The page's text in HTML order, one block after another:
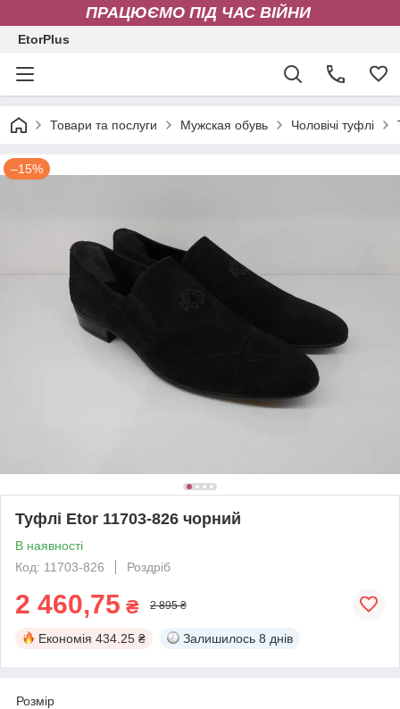
ПРАЦЮЄМО ПІД ЧАС ВІЙНИ
EtorPlus
Товари та послуги Мужская обувь Чоловічі туфлі
–15%
Туфлі Etor 11703-826 чорний
В наявності
Код: 11703-826
Роздріб
2 460,75 ₴ 2 895 ₴
Економія 434.25 ₴ Залишилось 8 днів
Розмір